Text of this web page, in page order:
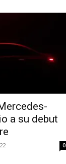
a su debut
0